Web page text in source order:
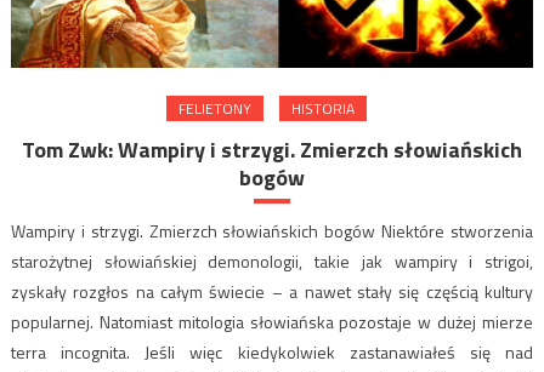
FELIETONY HISTORIA
Tom Zwk: Wampiry i strzygi. Zmierzch słowiańskich
bogów
Wampiry i strzygi. Zmierzch słowiańskich bogów Niektóre stworzenia
starożytnej słowiańskiej demonologii, takie jak wampiry i strigoi,
zyskały rozgłos na całym świecie – a nawet stały się częścią kultury
popularnej. Natomiast mitologia słowiańska pozostaje w dużej mierze
terra incognita. Jeśli więc kiedykolwiek zastanawiałeś się nad